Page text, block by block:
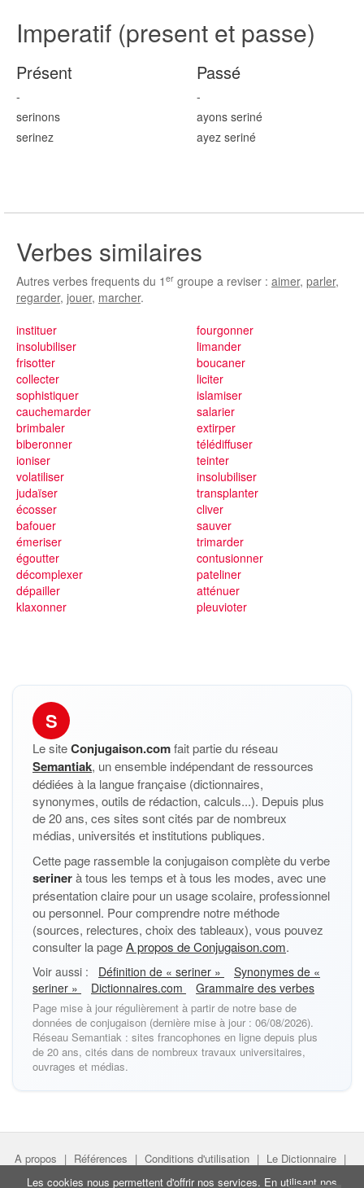
Imperatif (present et passe)
Présent
-
serinons
serinez
Passé
-
ayons seriné
ayez seriné
Verbes similaires
Autres verbes frequents du 1 er groupe a reviser : aimer, parler,
regarder, jouer, marcher.
instituer
insolubiliser
frisotter
collecter
sophistiquer
cauchemarder
brimbaler
biberonner
ioniser
fourgonner
limander
boucaner
liciter
islamiser
salarier
extirper
télédiffuser
teinter
volatiliser
judaïser
écosser
bafouer
émeriser
égoutter
décomplexer
dépailler
klaxonner
insolubiliser
transplanter
cliver
sauver
trimarder
contusionner
pateliner
atténuer
pleuvioter
S
Le siteConjugaison.comfait partie du réseau
Semantiak, un ensemble indépendant de ressources
dédiées à la langue française (dictionnaires,
synonymes, outils de rédaction, calculs...). Depuis plus
de 20 ans, ces sites sont cités par de nombreux
médias, universités et institutions publiques.
Cette page rassemble la conjugaison complète du verbe
serinerà tous les temps et à tous les modes, avec une
présentation claire pour un usage scolaire, professionnel
ou personnel. Pour comprendre notre méthode
(sources, relectures, choix des tableaux), vous pouvez
consulter la pageA propos de Conjugaison.com.
Voir aussi : Définition de « seriner »
Synonymes de «
seriner »
Dictionnaires.com Grammaire des verbes
Page mise à jour régulièrement à partir de notre base de
données de conjugaison (dernière mise à jour : 06/08/2026).
Réseau Semantiak : sites francophones en ligne depuis plus
de 20 ans, cités dans de nombreux travaux universitaires,
ouvrages et médias.
A propos | Références | Conditions d'utilisation | Le Dictionnaire |
Faire un lien | Liens utiles
Les cookies nous permettent d'offrir nos services. En utilisant nos